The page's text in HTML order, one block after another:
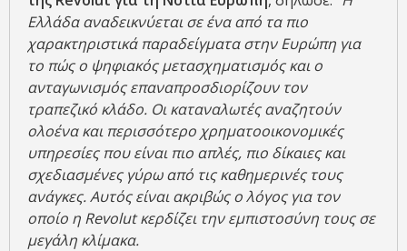
Ελλάδα αναδεικνύεται σε ένα από τα πιο
χαρακτηριστικά παραδείγματα στην Ευρώπη για
το πώς ο ψηφιακός μετασχηματισμός και ο
ανταγωνισμός επαναπροσδιορίζουν τον
τραπεζικό κλάδο. Οι καταναλωτές αναζητούν
ολοένα και περισσότερο χρηματοοικονομικές
υπηρεσίες που είναι πιο απλές, πιο δίκαιες και
σχεδιασμένες γύρω από τις καθημερινές τους
ανάγκες. Αυτός είναι ακριβώς ο λόγος για τον
οποίο η Revolut κερδίζει την εμπιστοσύνη τους σε
μεγάλη κλίμακα.